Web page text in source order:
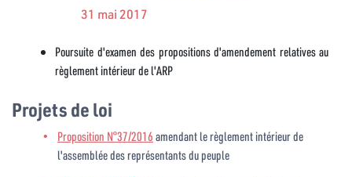
31 mai 2017
Poursuite d'examen des propositions d'amendement relatives au
règlement intérieur de l'ARP
Projets de loi
Proposition N°37/2016amendant le règlement intérieur de
l'assemblée des représentants du peuple